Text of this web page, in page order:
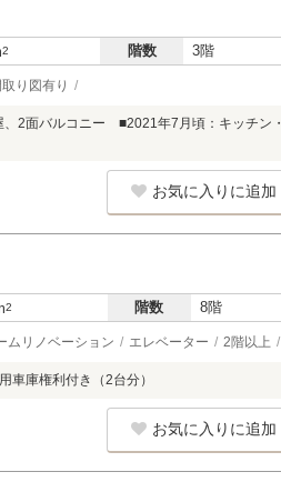
2 階数 3階
取り図有り
2面バルコニー ■2021年7月頃：キッチン
お気に入りに追加
2 階数 8階
ムリノベーション エレベーター 2階以上
庫権利付き（2台分）
お気に入りに追加